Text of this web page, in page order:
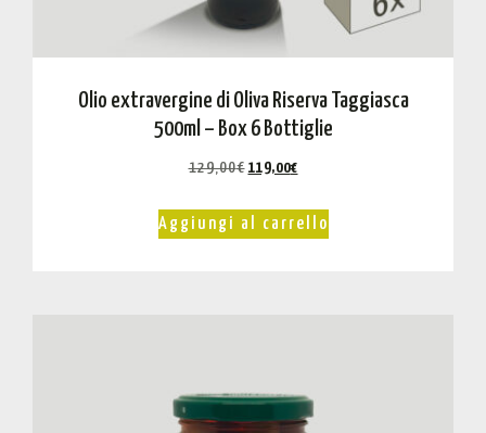
Olio extravergine di Oliva Riserva Taggiasca
500ml – Box 6 Bottiglie
129,00€ 119,00€
Aggiungi al carrello